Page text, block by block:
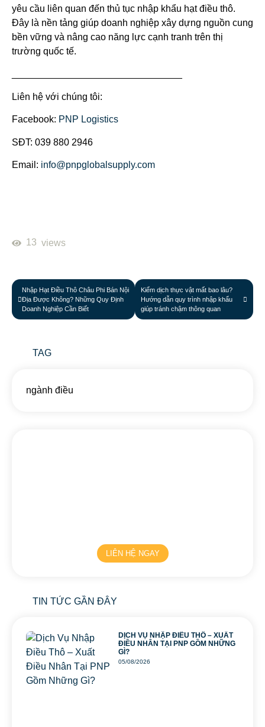
yêu cầu liên quan đến thủ tục nhập khẩu hạt điều thô.
Đây là nền tảng giúp doanh nghiệp xây dựng nguồn cung
bền vững và nâng cao năng lực cạnh tranh trên thị
trường quốc tế.
Liên hệ với chúng tôi:
Facebook: PNP Logistics
SĐT: 039 880 2946
Email: info@pnpglobalsupply.com
13 views
Nhập Hạt Điều Thô Châu Phi Bán Nội
Địa Được Không? Những Quy Định
Doanh Nghiệp Cần Biết
Kiểm dịch thực vật mất bao lâu?
Hướng dẫn quy trình nhập khẩu
giúp tránh chậm thông quan
TAG
ngành điều
LIÊN HỆ NGAY
TIN TỨC GẦN ĐÂY
DỊCH VỤ NHẬP ĐIỀU THÔ – XUẤT
ĐIỀU NHÂN TẠI PNP GỒM NHỮNG
GÌ?
05/08/2026